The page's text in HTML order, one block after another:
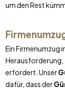
um den Rest
Ein Firmenumzug
Herausforderung,
erfordert. Unser
dafür, dass der